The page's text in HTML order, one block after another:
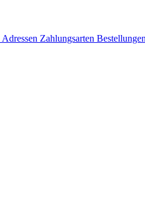
Adressen Zahlungsarten Bestellungen